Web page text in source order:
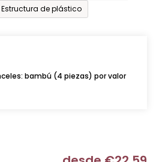
Estructura de plástico
bambú (4 piezas) por valor